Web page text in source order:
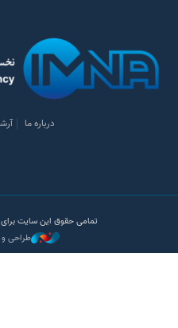
درباره ما
تمامی حقوق این سایت
طراحی و